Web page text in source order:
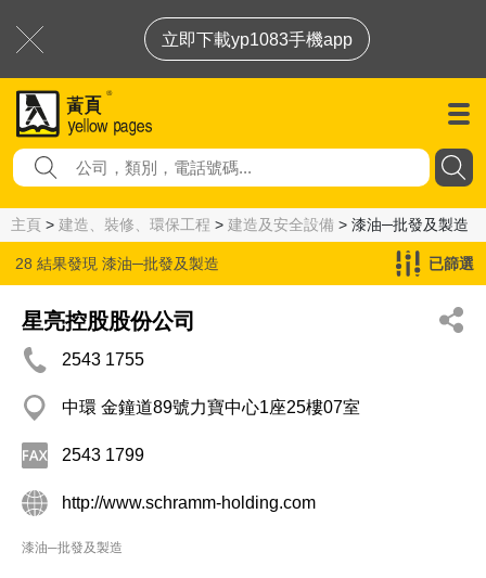
立即下載yp1083手機app
主頁 > 建造、裝修、環保工程 > 建造及安全設備 > 漆油─批發及製造
28 結果發現 漆油─批發及製造 已篩選
星亮控股股份公司
2543 1755
中環 金鐘道89號力寶中心1座25樓07室
2543 1799
http://www.schramm-holding.com
漆油─批發及製造